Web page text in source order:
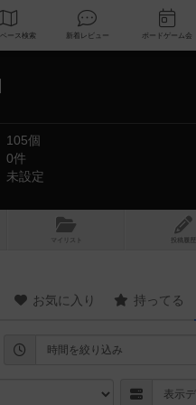
データベース 検索 新着レビュー
105個
0件
未設定
マイリスト 投稿履歴
お気に入り 持ってる